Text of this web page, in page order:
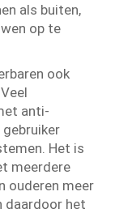
als buiten,
op te
ook
anti-
Het is
meerdere
ouderen meer
daardoor het